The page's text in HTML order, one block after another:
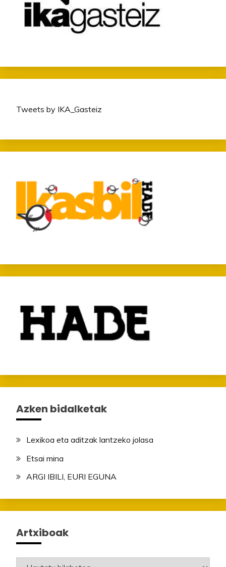
Tweets by IKA_Gasteiz
Azken bidalketak
Lexikoa eta aditzak lantzeko jolasa
Etsai mina
ARGI IBILI, EURI EGUNA
Artxiboak
Artxiboak